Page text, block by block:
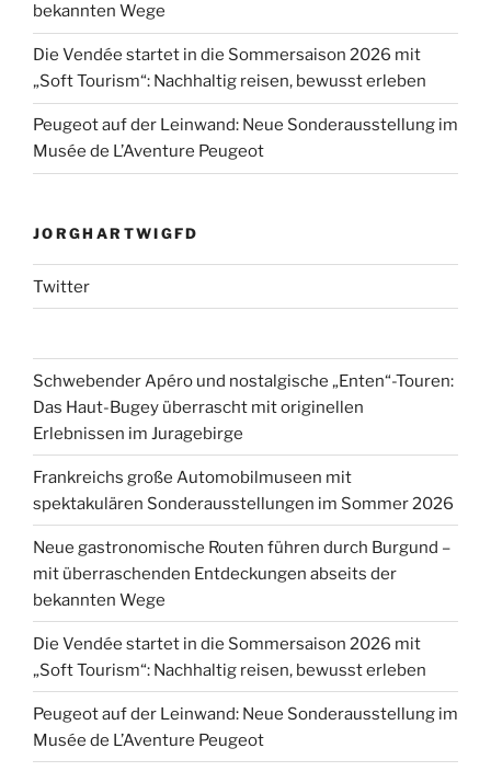
bekannten Wege
Die Vendée startet in die Sommersaison 2026 mit
„Soft Tourism“: Nachhaltig reisen, bewusst erleben
Peugeot auf der Leinwand: Neue Sonderausstellung im
Musée de L’Aventure Peugeot
JORGHARTWIGFD
Twitter
Schwebender Apéro und nostalgische „Enten“-Touren:
Das Haut-Bugey überrascht mit originellen
Erlebnissen im Juragebirge
Frankreichs große Automobilmuseen mit
spektakulären Sonderausstellungen im Sommer 2026
Neue gastronomische Routen führen durch Burgund –
mit überraschenden Entdeckungen abseits der
bekannten Wege
Die Vendée startet in die Sommersaison 2026 mit
„Soft Tourism“: Nachhaltig reisen, bewusst erleben
Peugeot auf der Leinwand: Neue Sonderausstellung im
Musée de L’Aventure Peugeot